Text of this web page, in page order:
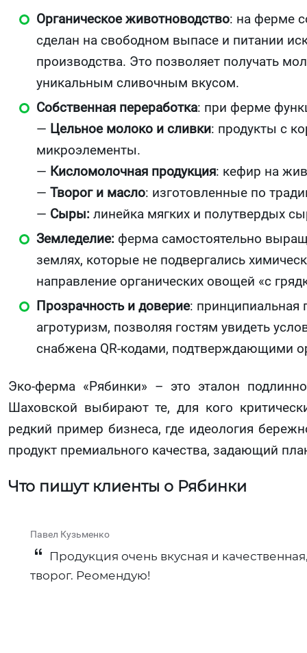
Органическое животноводство: на ферме
сделан на свободном выпасе и питании
производства. Это позволяет получать
уникальным сливочным вкусом.
Собственная переработка: при ферме
— Цельное молоко и сливки: продукты с
микроэлементы.
— Кисломолочная продукция: кефир на
— Творог и масло: изготовленные по
— Сыры: линейка мягких и полутвердых
Земледелие: ферма самостоятельно
землях, которые не подвергались
направление органических овощей «с
Прозрачность и доверие: принципиальная
агротуризм, позволяя гостям увидеть
снабжена QR-кодами, подтверждающими
Эко-ферма «Рябинки» – это эталон
Шаховской выбирают те, для кого
редкий пример бизнеса, где идеология
продукт премиального качества, задающий
Что пишут клиенты о Рябинки
Павел Кузьменко
Продукция очень вкусная и
творог. Реомендую!